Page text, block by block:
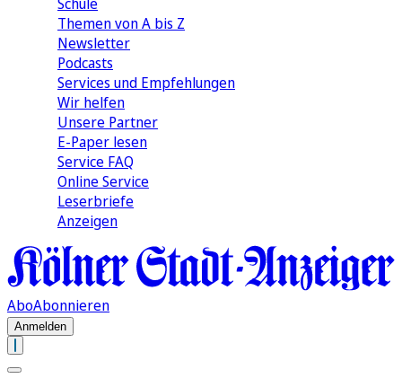
Themen von A bis Z
Newsletter
Podcasts
Services und Empfehlungen
Wir helfen
Unsere Partner
E-Paper lesen
Service FAQ
Online Service
Leserbriefe
Anzeigen
AboAbonnieren
Anmelden